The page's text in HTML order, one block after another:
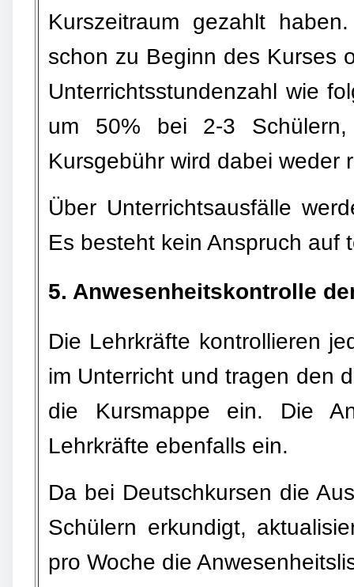
Kurszeitraum gezahlt
schon zu Beginn des Kurses
Unterrichtsstundenzahl wie
um 50% bei 2-3
Kursgebühr wird dabei weder
Über Unterrichtsausfälle
Es besteht kein Anspruch auf
5. Anwesenheitskontrolle
Die Lehrkräfte kontrollieren
im Unterricht und tragen den
die Kursmappe ein. Die
Lehrkräfte ebenfalls ein.
Da bei Deutschkursen die
Schülern erkundigt,
pro Woche die